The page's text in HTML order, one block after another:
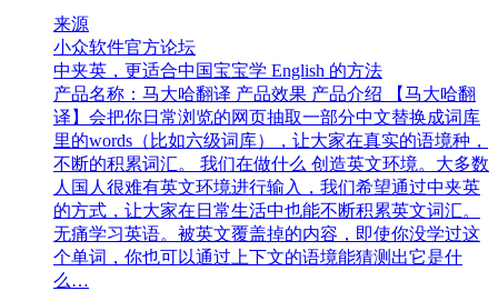
来源
小众软件官方论坛
中夹英，更适合中国宝宝学 English 的方法
产品名称：马大哈翻译 产品效果 产品介绍 【马大哈翻
译】会把你日常浏览的网页抽取一部分中文替换成词库
里的words（比如六级词库），让大家在真实的语境种，
不断的积累词汇。 我们在做什么 创造英文环境。大多数
人国人很难有英文环境进行输入，我们希望通过中夹英
的方式，让大家在日常生活中也能不断积累英文词汇。
无痛学习英语。被英文覆盖掉的内容，即使你没学过这
个单词，你也可以通过上下文的语境能猜测出它是什
么…